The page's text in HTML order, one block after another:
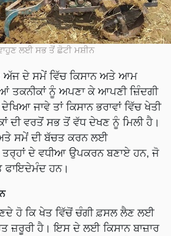
ਲਈ ਸਭ ਤੋਂ ਛੋਟੀ ਮਸ਼ੀਨ
ਅੱਜ ਦੇ ਸਮੇਂ ਵਿੱਚ ਕਿਸਾਨ ਅਤੇ ਆਮ
ਤਕਨੀਕਾਂ ਨੂੰ ਅਪਣਾ ਕੇ ਆਪਣੀ ਜ਼ਿੰਦਗੀ
ਜਾਵੇ ਤਾਂ ਕਿਸਾਨ ਭਰਾਵਾਂ ਵਿੱਚ ਖੇਤੀ
ਦੀ ਵਰਤੋਂ ਸਭ ਤੋਂ ਵੱਧ ਦੇਖਣ ਨੂੰ ਮਿਲੀ ਹੈ।
ਅਤੇ ਸਮੇਂ ਦੀ ਬੱਚਤ ਕਰਨ ਲਈ
ਦੇ ਵਧੀਆ ਉਪਕਰਨ ਬਣਾਏ ਹਨ, ਜੋ
ਫਾਇਦੇਮੰਦ ਹਨ।
ਹੋ ਕਿ ਖੇਤ ਵਿੱਚੋਂ ਚੰਗੀ ਫ਼ਸਲ ਲੈਣ ਲਈ
ਜ਼ਰੂਰੀ ਹੈ। ਇਸ ਦੇ ਲਈ ਕਿਸਾਨ ਬਾਜ਼ਾਰ